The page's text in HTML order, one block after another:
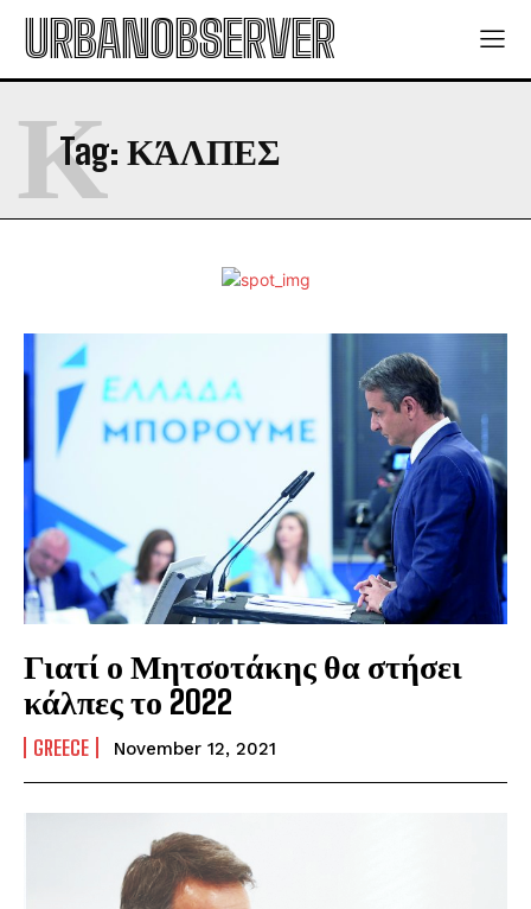
URBANOBSERVER
Tag: ΚΆΛΠΕΣ
Κ
Γιατί ο Μητσοτάκης θα στήσει
κάλπες το 2022
GREECE November 12, 2021